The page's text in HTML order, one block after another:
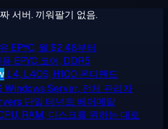
서버. 끼워팔기 없음.
EPYC, 월 $2.48부터
EPYC 코어, DDR5
L4, L40S, H100 온디맨드
Windows Server, 전체 관리자
단일 테넌트 베어메탈
RAM, 디스크를 원하는 대로